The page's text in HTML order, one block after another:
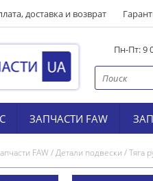
доставка и возврат
Пн-Пт: 9
ЗАПЧАСТИ FAW
FAW/Детали подвески /Тяга